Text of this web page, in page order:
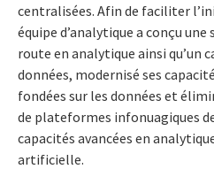
centralisées. Afin de faciliter
équipe d’analytique a conçu
route en analytique ainsi qu’un
données, modernisé ses
fondées sur les données et
de plateformes infonuagiques
capacités avancées en
artificielle.